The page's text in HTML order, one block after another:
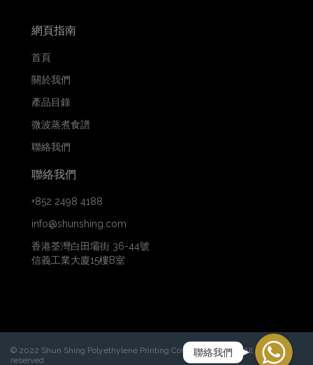
網頁指南
首頁
關於我們
產品目錄
微波蒸煮食譜
聯絡我們
聯絡我們
+852 2498 4188
info@shunshing.com
香港荃灣白田壩街 36-44號
信義工業大廈15樓B室
© 2022 Shun Shing Polyethylene Printing Company Limited. All rights
reserved
WhatsApp
聯絡我們